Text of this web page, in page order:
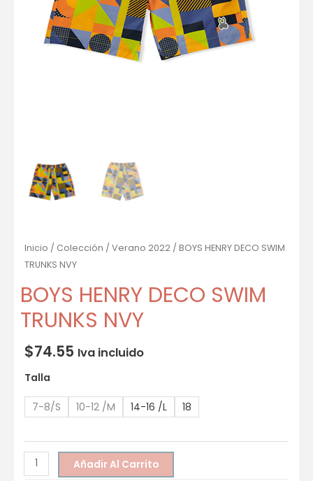
Inicio / Colección / Verano 2022 / BOYS HENRY DECO SWIM
TRUNKS NVY
BOYS HENRY DECO SWIM
TRUNKS NVY
$74.55 Iva incluido
Talla
7-8/S 10-12 /M 14-16 /L 18
Añadir Al Carrito